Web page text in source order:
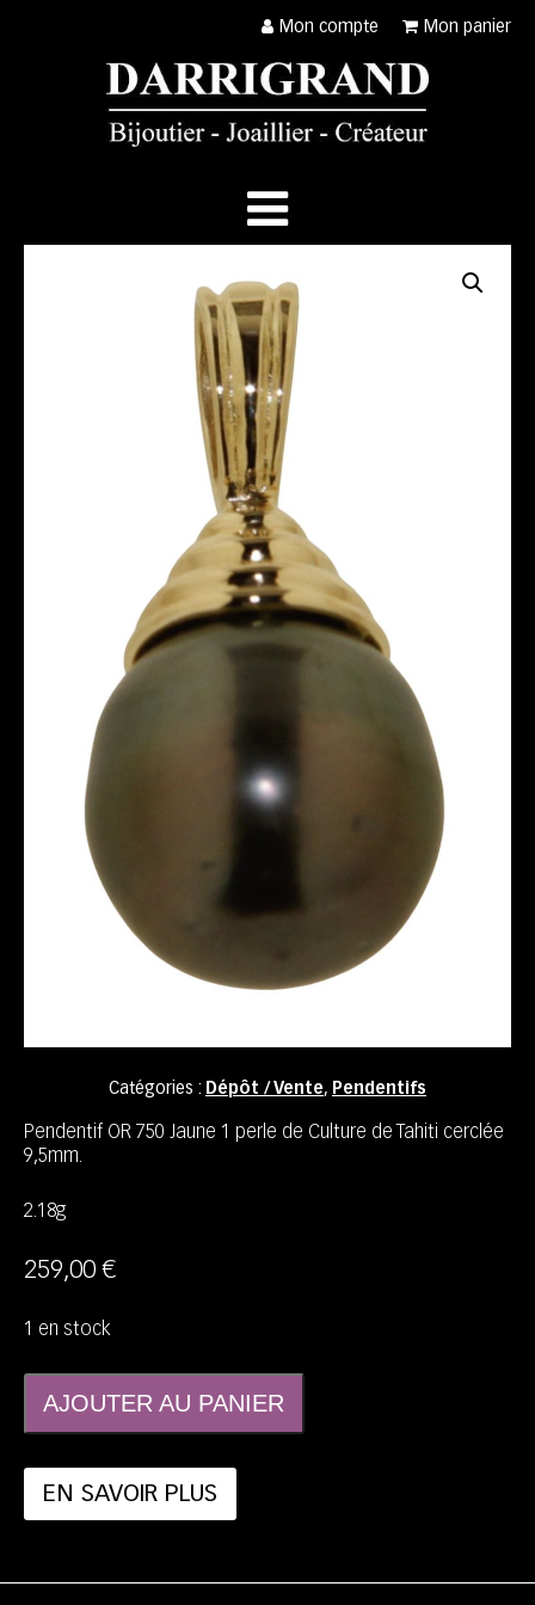
Mon compte Mon panier
Catégories : Dépôt / Vente, Pendentifs
Pendentif OR 750 Jaune 1 perle de Culture de Tahiti cerclée
9,5mm.
2.18g
259,00 €
1 en stock
AJOUTER AU PANIER
EN SAVOIR PLUS